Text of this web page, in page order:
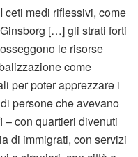
ceti medi riflessivi, come
[…] gli strati forti
le risorse
come
per poter apprezzare i
persone che avevano
con quartieri divenuti
di immigrati, con servizi